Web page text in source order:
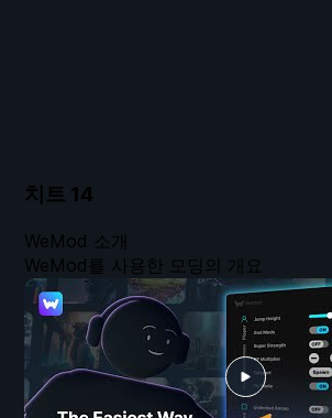
치트 14
WeMod 소개
WeMod를 사용한 모딩의 개요